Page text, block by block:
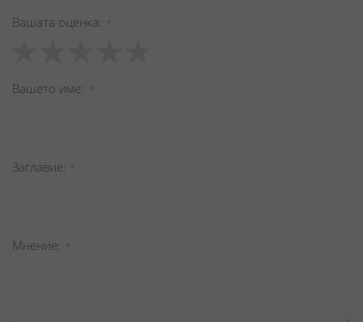
Вашата оценка
star
stars
stars
stars
stars
Вашето име
Заглавиe
Мнение